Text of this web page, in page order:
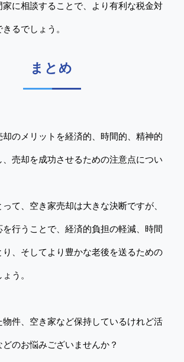
に相談することで、より有利な税金対
るでしょう。
まとめ
のメリットを経済的、時間的、精神的
、売却を成功させるための注意点につい
て、空き家売却は大きな決断ですが、
行うことで、経済的負担の軽減、時間
り、そしてより豊かな老後を送るための
う。
物件、空き家など保持しているけれど活
のお悩みございませんか？